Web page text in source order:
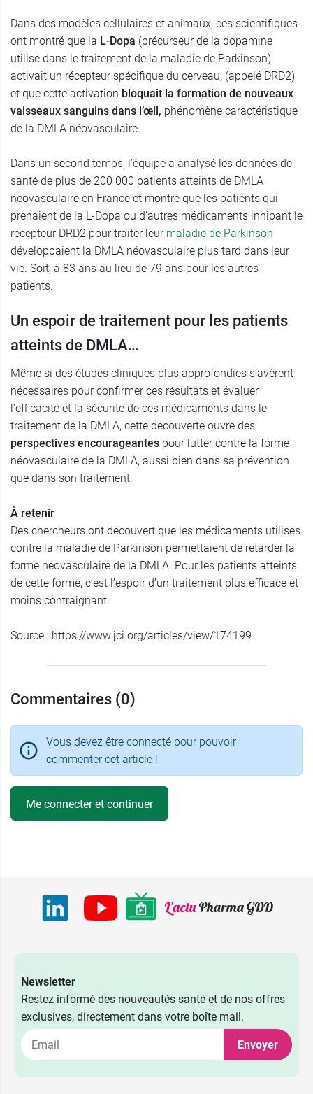
Dans des modèles cellulaires et animaux, ces scientifiques
ont montré que la L-Dopa (précurseur de la dopamine
utilisé dans le traitement de la maladie de Parkinson)
activait un récepteur spécifique du cerveau, (appelé DRD2)
et que cette activation bloquait la formation de nouveaux
vaisseaux sanguins dans l’œil, phénomène caractéristique
de la DMLA néovasculaire.
Dans un second temps, l’équipe a analysé les données de
santé de plus de 200 000 patients atteints de DMLA
néovasculaire en France et montré que les patients qui
prenaient de la L-Dopa ou d’autres médicaments inhibant le
récepteur DRD2 pour traiter leur maladie de Parkinson
développaient la DMLA néovasculaire plus tard dans leur
vie. Soit, à 83 ans au lieu de 79 ans pour les autres
patients.
Un espoir de traitement pour les patients
atteints de DMLA…
Même si des études cliniques plus approfondies s’avèrent
nécessaires pour confirmer ces résultats et évaluer
l’efficacité et la sécurité de ces médicaments dans le
traitement de la DMLA, cette découverte ouvre des
perspectives encourageantes pour lutter contre la forme
néovasculaire de la DMLA, aussi bien dans sa prévention
que dans son traitement.
À retenir
Des chercheurs ont découvert que les médicaments utilisés
contre la maladie de Parkinson permettaient de retarder la
forme néovasculaire de la DMLA. Pour les patients atteints
de cette forme, c’est l’espoir d’un traitement plus efficace et
moins contraignant.
Source : https://www.jci.org/articles/view/174199
Commentaires (0)
Vous devez être connecté pour pouvoir
commenter cet article !
Me connecter et continuer
Newsletter
Restez informé des nouveautés santé et de nos offres
exclusives, directement dans votre boîte mail.
Envoyer